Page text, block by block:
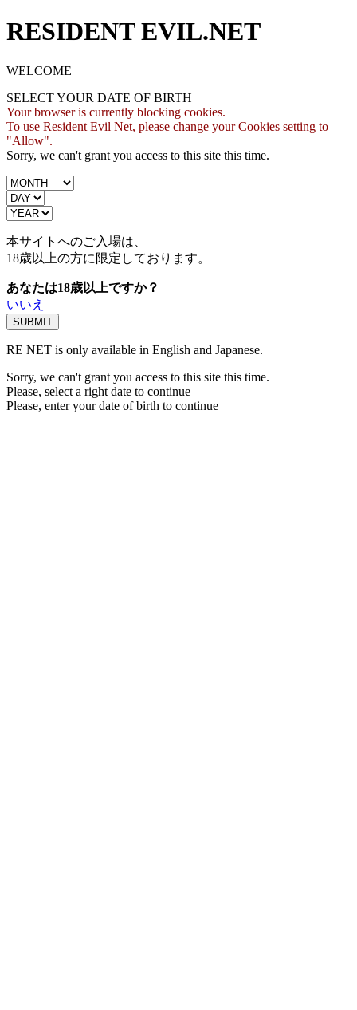
RESIDENT EVIL.NET
WELCOME
SELECT YOUR DATE OF BIRTH
Your browser is currently blocking cookies.
To use Resident Evil Net, please change your Cookies setting to
"Allow".
Sorry, we can't grant you access to this site this time.
本サイトへのご入場は、
18歳以上の方に限定しております。
あなたは18歳以上ですか？
いいえ
RE NET is only available in English and Japanese.
Sorry, we can't grant you access to this site this time.
Please, select a right date to continue
Please, enter your date of birth to continue